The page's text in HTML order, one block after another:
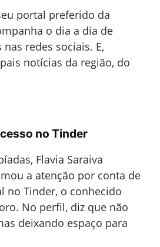
portal preferido da
o dia a dia de
redes sociais. E,
notícias da região, do
no Tinder
Flavia Saraiva
a atenção por conta de
no Tinder, o conhecido
No perfil, diz que não
deixando espaço para